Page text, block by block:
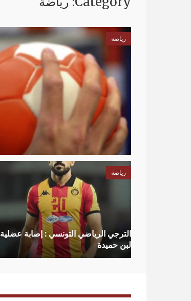
رياضة
الترجي الرياضي التونسي : إصابة عضلية
لبن حميدة
رياضة